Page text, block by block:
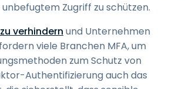
Zugriff zu schützen.
verhindern und Unternehmen
viele Branchen MFA, um
zum Schutz von
Authentifizierung auch das